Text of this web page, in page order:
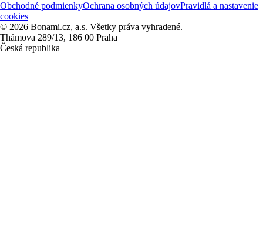
Obchodné podmienkyOchrana osobných údajovPravidlá a nastavenie
cookies
© 2026 Bonami.cz, a.s. Všetky práva vyhradené.
Thámova 289/13, 186 00 Praha
Česká republika